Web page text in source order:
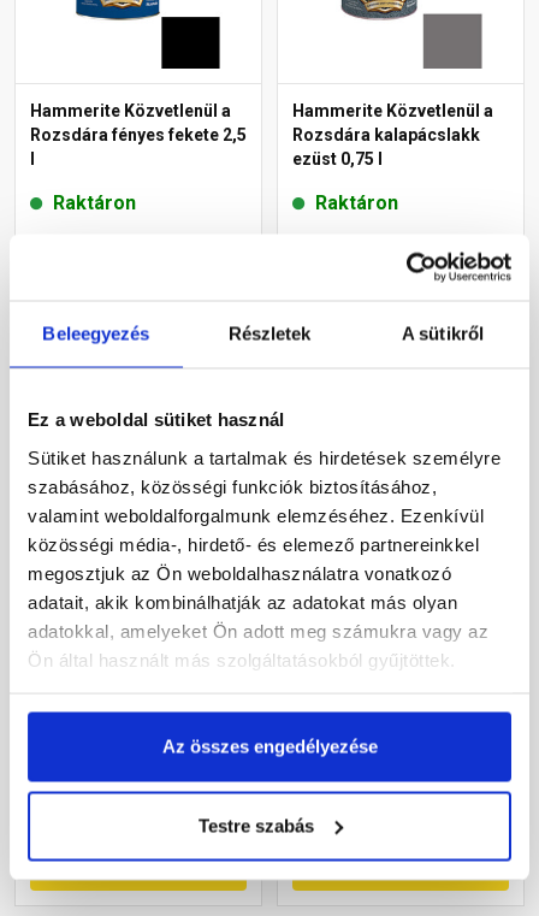
Beleegyezés Részletek A sütikről
Ez a weboldal sütiket használ
Sütiket használunk a tartalmak és hirdetések személyre
szabásához, közösségi funkciók biztosításához,
valamint weboldalforgalmunk elemzéséhez. Ezenkívül
közösségi média-, hirdető- és elemező partnereinkkel
megosztjuk az Ön weboldalhasználatra vonatkozó
adatait, akik kombinálhatják az adatokat más olyan
adatokkal, amelyeket Ön adott meg számukra vagy az
Ön által használt más szolgáltatásokból gyűjtöttek.
Az összes engedélyezése
Testre szabás
Hammerite Közvetlenül a
Rozsdára fényes fekete 2,5
Raktáron
Megnézem
Hammerite Közvetlenül a
Rozsdára kalapácslakk
ezüst 0,75 l
Raktáron
Hammerite Közvetlenül a
Rozsdára kalapácslakk
Raktáron
7 930 Ft/ db
Megnézem
Hammerite Közvetlenül a
Rozsdára kalapácslakk
fekete 2,5 l
Raktáron
21 945 Ft/ db
Megnézem